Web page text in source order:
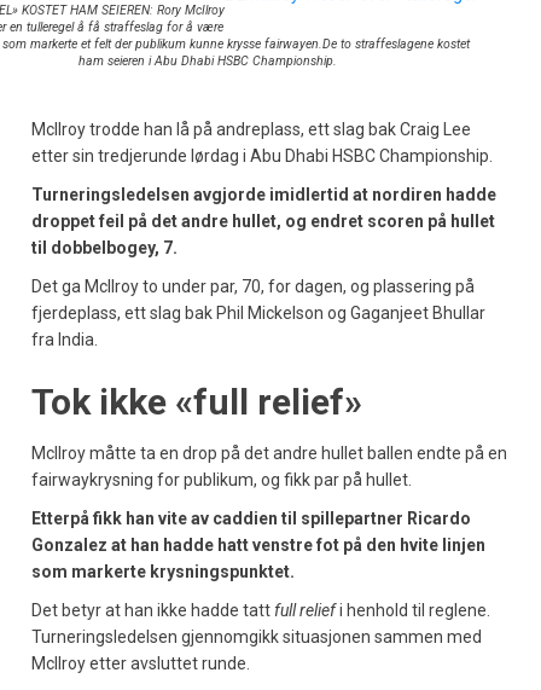
KOSTET HAM SEIEREN: Rory McIlroy
en tulleregel å få straffeslag for å være
markerte et felt der publikum kunne krysse fairwayen.De to straffeslagene kostet
ham seieren i Abu Dhabi HSBC Championship.
McIlroy trodde han lå på andreplass, ett slag bak Craig Lee
etter sin tredjerunde lørdag i Abu Dhabi HSBC Championship.
Turneringsledelsen avgjorde imidlertid at nordiren hadde
droppet feil på det andre hullet, og endret scoren på hullet
til dobbelbogey, 7.
Det ga McIlroy to under par, 70, for dagen, og plassering på
fjerdeplass, ett slag bak Phil Mickelson og Gaganjeet Bhullar
fra India.
Tok ikke «full relief»
McIlroy måtte ta en drop på det andre hullet ballen endte på en
fairwaykrysning for publikum, og fikk par på hullet.
Etterpå fikk han vite av caddien til spillepartner Ricardo
Gonzalez at han hadde hatt venstre fot på den hvite linjen
som markerte krysningspunktet.
Det betyr at han ikke hadde tatt full reliefi henhold til reglene.
Turneringsledelsen gjennomgikk situasjonen sammen med
McIlroy etter avsluttet runde.